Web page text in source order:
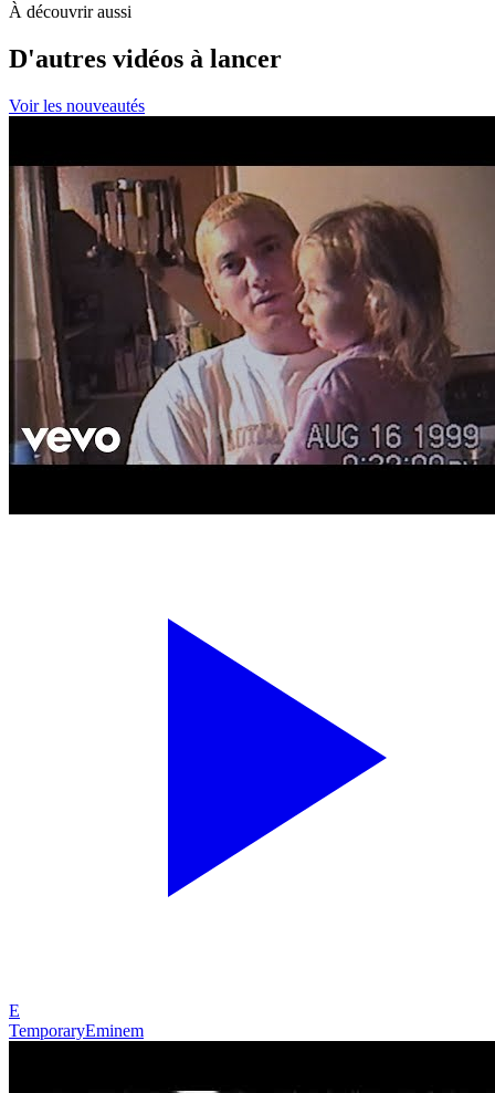
À découvrir aussi
D'autres vidéos à lancer
Voir les nouveautés
E
TemporaryEminem